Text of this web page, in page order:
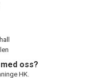
oss?
HK.